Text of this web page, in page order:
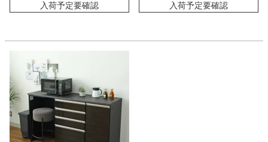
入荷予定要確認
入荷予定要確認